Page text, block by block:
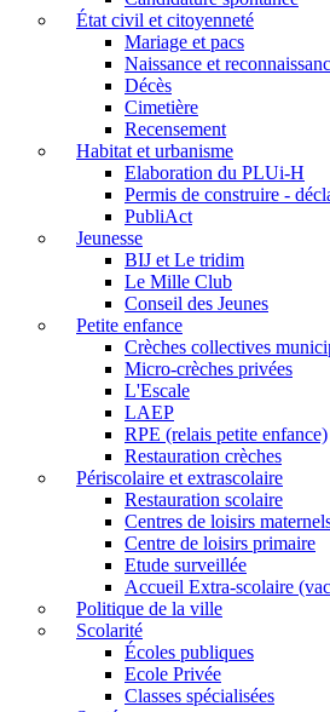
État civil et citoyenneté
Mariage et pacs
Naissance et
Décès
Cimetière
Recensement
Habitat et urbanisme
Elaboration du PLUi-H
Permis de construire -
PubliAct
Jeunesse
BIJ et Le tridim
Le Mille Club
Conseil des Jeunes
Petite enfance
Crèches collectives
Micro-crèches privées
L'Escale
LAEP
RPE (relais petite enfance)
Restauration crèches
Périscolaire et extrascolaire
Restauration scolaire
Centres de loisirs
Centre de loisirs primaire
Etude surveillée
Accueil Extra-scolaire
Politique de la ville
Scolarité
Écoles publiques
Ecole Privée
Classes spécialisées